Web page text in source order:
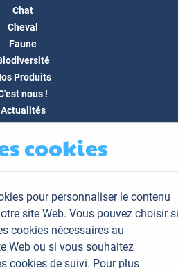
Chat
Cheval
Faune
Produits
nous !
Actualités
FAQ
espace
animaux
résultats
commandes
factures
cookies
pour personnaliser le contenu
site Web. Vous pouvez choisir si
cookies nécessaires au
Web ou si vous souhaitez
cookies de suivi. Pour plus